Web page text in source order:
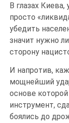
В глазах
просто
убедить
значит нужно
сторону
И напротив,
мощнейший
основе
инструмент,
боялись до